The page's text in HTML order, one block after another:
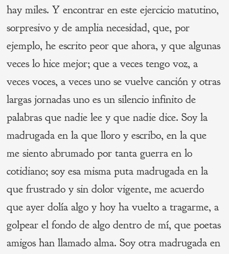
hay miles. Y encontrar en este ejercicio matutino,
sorpresivo y de amplia necesidad, que, por
ejemplo, he escrito peor que ahora, y que algunas
veces lo hice mejor; que a veces tengo voz, a
veces voces, a veces uno se vuelve canción y otras
largas jornadas uno es un silencio infinito de
palabras que nadie lee y que nadie dice. Soy la
madrugada en la que lloro y escribo, en la que
me siento abrumado por tanta guerra en lo
cotidiano; soy esa misma puta madrugada en la
que frustrado y sin dolor vigente, me acuerdo
que ayer dolía algo y hoy ha vuelto a tragarme, a
golpear el fondo de algo dentro de mí, que poetas
amigos han llamado alma. Soy otra madrugada en